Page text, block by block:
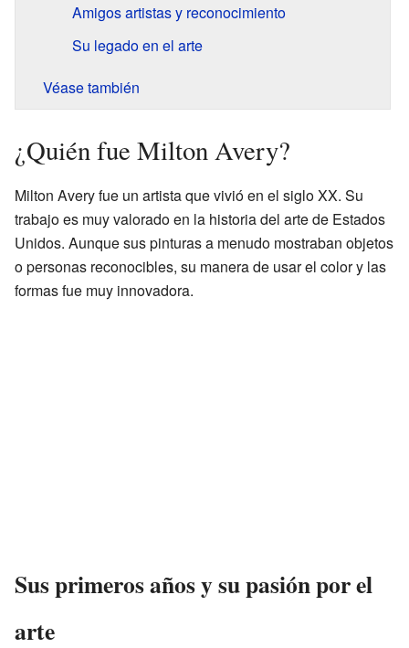
Amigos artistas y reconocimiento
Su legado en el arte
Véase también
¿Quién fue Milton Avery?
Milton Avery fue un artista que vivió en el siglo XX. Su
trabajo es muy valorado en la historia del arte de Estados
Unidos. Aunque sus pinturas a menudo mostraban objetos
o personas reconocibles, su manera de usar el color y las
formas fue muy innovadora.
Sus primeros años y su pasión por el
arte